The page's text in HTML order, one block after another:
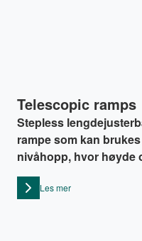
Telescopic ramps
Stepless
rampe som kan
nivåhopp, hvor høyde
det kreves lav
Les mer